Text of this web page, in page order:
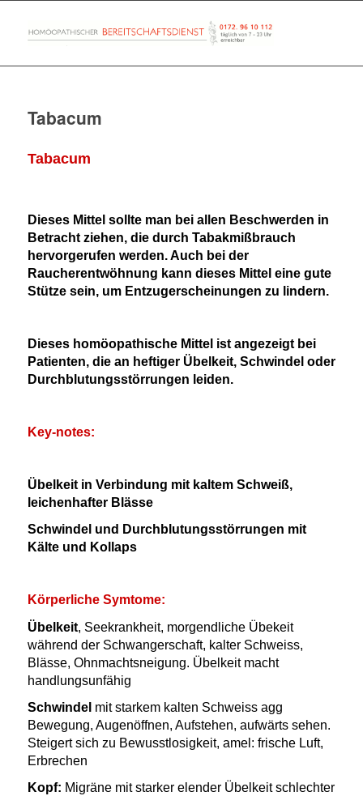
Tabacum
Tabacum
Dieses Mittel sollte man bei allen Beschwerden in
Betracht ziehen, die durch Tabakmißbrauch
hervorgerufen werden. Auch bei der
Raucherentwöhnung kann dieses Mittel eine gute
Stütze sein, um Entzugerscheinungen zu lindern.
Dieses homöopathische Mittel ist angezeigt bei
Patienten, die an heftiger Übelkeit, Schwindel oder
Durchblutungsstörrungen leiden.
Key-notes:
Übelkeit in Verbindung mit kaltem Schweiß,
leichenhafter Blässe
Schwindel und Durchblutungsstörrungen mit
Kälte und Kollaps
Körperliche Symtome:
Übelkeit, Seekrankheit, morgendliche Übekeit
während der Schwangerschaft, kalter Schweiss,
Blässe, Ohnmachtsneigung. Übelkeit macht
handlungsunfähig
Schwindel mit starkem kalten Schweiss agg
Bewegung, Augenöffnen, Aufstehen, aufwärts sehen.
Steigert sich zu Bewusstlosigkeit, amel: frische Luft,
Erbrechen
Kopf: Migräne mit starker elender Übelkeit schlechter